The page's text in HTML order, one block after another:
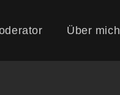
Über mich